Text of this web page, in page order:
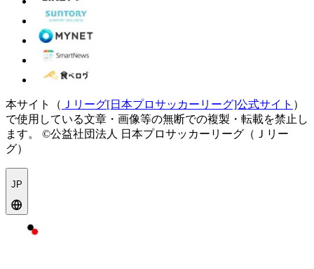
本サイト（ Ｊリーグ[日本プロサッカーリーグ]公式サイト ）
で使用している文章・画像等の無断での複製・転載を禁止し
ます。
©公益社団法人 日本プロサッカーリーグ（Ｊリー
グ）
JP